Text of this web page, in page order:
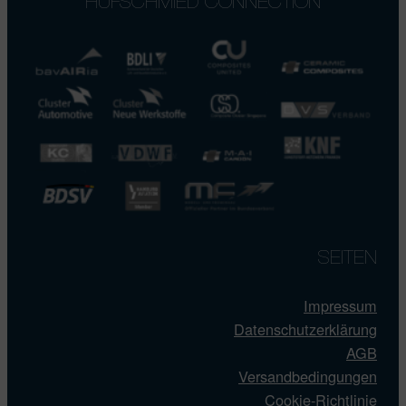
HUFSCHMIED CONNECTION
SEITEN
Impressum
Datenschutzerklärung
AGB
Versandbedingungen
Cookie-Richtlinie